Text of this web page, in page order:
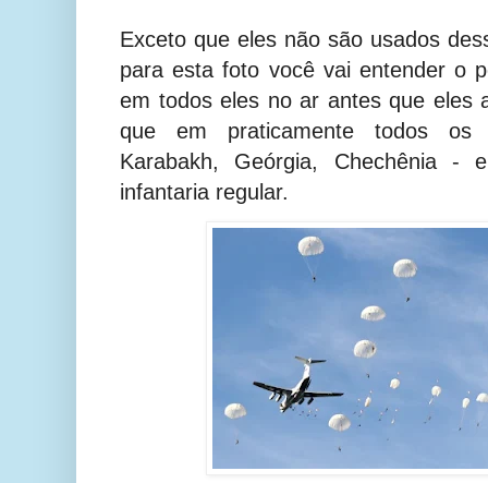
Exceto que eles não são usados
para esta foto você vai entender o
em todos eles no ar antes que eles
que em praticamente todos os
Karabakh, Geórgia, Chechênia -
infantaria regular.